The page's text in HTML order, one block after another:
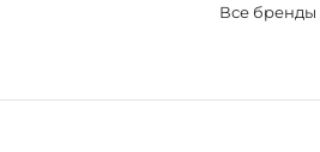
Все бренды